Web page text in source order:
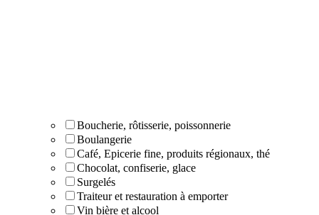
Boucherie, rôtisserie, poissonnerie
Boulangerie
Café, Epicerie fine, produits régionaux, thé
Chocolat, confiserie, glace
Surgelés
Traiteur et restauration à emporter
Vin bière et alcool